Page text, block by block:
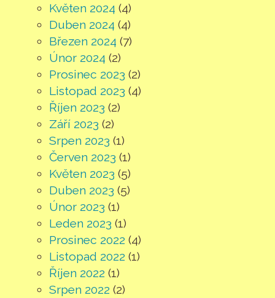
Květen 2024 (4)
Duben 2024 (4)
Březen 2024 (7)
Únor 2024 (2)
Prosinec 2023 (2)
Listopad 2023 (4)
Říjen 2023 (2)
Září 2023 (2)
Srpen 2023 (1)
Červen 2023 (1)
Květen 2023 (5)
Duben 2023 (5)
Únor 2023 (1)
Leden 2023 (1)
Prosinec 2022 (4)
Listopad 2022 (1)
Říjen 2022 (1)
Srpen 2022 (2)